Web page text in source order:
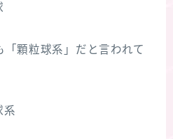
球系」だと言われて